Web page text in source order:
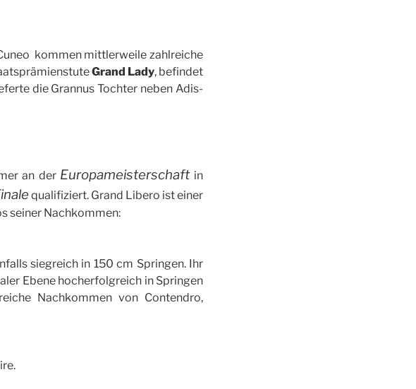
kommen mittlerweile zahlreiche
Grand Lady, befindet
die Grannus Tochter neben Adis-
an der Europameisterschaftin
qualifiziert. Grand Libero ist einer
seiner Nachkommen:
siegreich in 150 cm Springen. Ihr
Ebene hocherfolgreich in Springen
Nachkommen von Contendro,